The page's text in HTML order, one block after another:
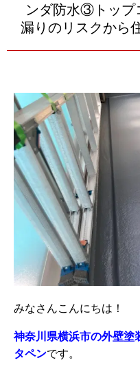
ンダ防水③トップ
漏りのリスクから
みなさんこんにちは！
神奈川県横浜市の外壁塗
タペンです。